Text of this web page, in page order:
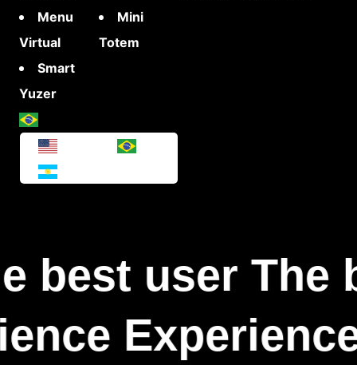
Menu
Virtual
Mini
Totem
Smart
Yuzer
best user The